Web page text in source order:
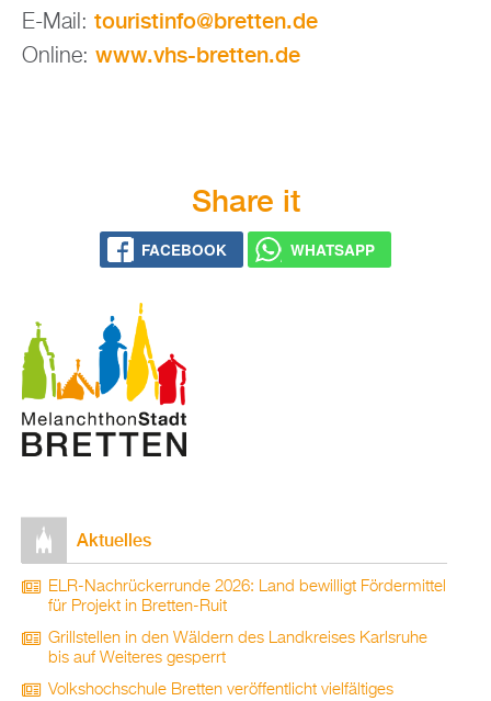
E-Mail: tou­rist­in­fo@​bretten.​de
On­line: www.​vhs-​bretten.​de
Share it
FACE­BOOK WHATS­APP
Ak­tu­el­les
ELR-Nach­rü­ck­er­run­de 2026: Land be­wil­ligt För­der­mit­tel
für Pro­jekt in Brett­en-Ruit
Grill­stel­len in den Wäl­dern des Land­krei­ses Karls­ru­he
bis auf Wei­te­res ge­sperrt
Volks­hoch­schu­le Brett­en ver­öf­fent­licht viel­fäl­ti­ges